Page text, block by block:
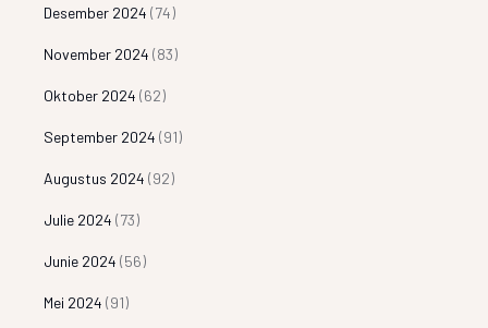
Desember 2024 (74)
November 2024 (83)
Oktober 2024 (62)
September 2024 (91)
Augustus 2024 (92)
Julie 2024 (73)
Junie 2024 (56)
Mei 2024 (91)